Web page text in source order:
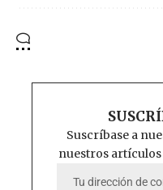
Suscríbase a
nuestros artículos